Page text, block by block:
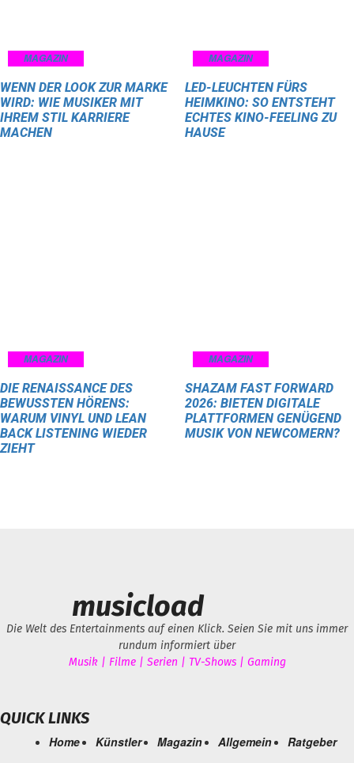
MAGAZIN
WENN DER LOOK ZUR MARKE
WIRD: WIE MUSIKER MIT
IHREM STIL KARRIERE
MACHEN
MAGAZIN
LED-LEUCHTEN FÜRS
HEIMKINO: SO ENTSTEHT
ECHTES KINO-FEELING ZU
HAUSE
MAGAZIN
DIE RENAISSANCE DES
BEWUSSTEN HÖRENS:
WARUM VINYL UND LEAN
BACK LISTENING WIEDER
ZIEHT
MAGAZIN
SHAZAM FAST FORWARD
2026: BIETEN DIGITALE
PLATTFORMEN GENÜGEND
MUSIK VON NEWCOMERN?
musicload
Die Welt des Entertainments auf einen Klick. Seien Sie mit uns immer
rundum informiert über
Musik | Filme | Serien | TV-Shows | Gaming
QUICK LINKS
Home Künstler Magazin Allgemein Ratgeber